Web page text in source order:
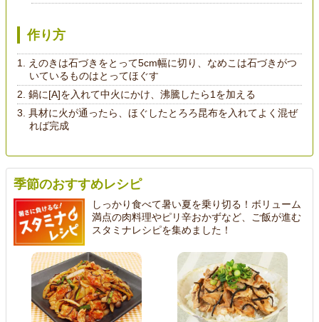
作り方
えのきは石づきをとって5cm幅に切り、なめこは石づきがつ
いているものはとってほぐす
鍋に[A]を入れて中火にかけ、沸騰したら1を加える
具材に火が通ったら、ほぐしたとろろ昆布を入れてよく混ぜ
れば完成
季節のおすすめレシピ
しっかり食べて暑い夏を乗り切る！ボリューム
満点の肉料理やピリ辛おかずなど、ご飯が進む
スタミナレシピを集めました！